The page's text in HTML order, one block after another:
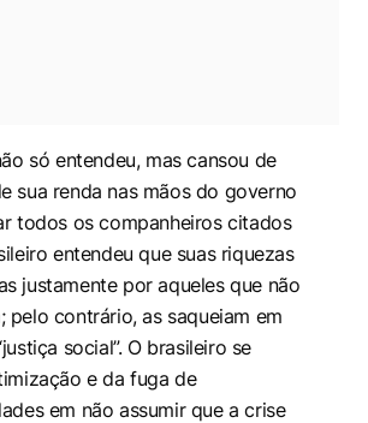
só entendeu, mas cansou de
sua renda nas mãos do governo
todos os companheiros citados
entendeu que suas riquezas
justamente por aqueles que não
pelo contrário, as saqueiam em
social”. O brasileiro se
e da fuga de
em não assumir que a crise